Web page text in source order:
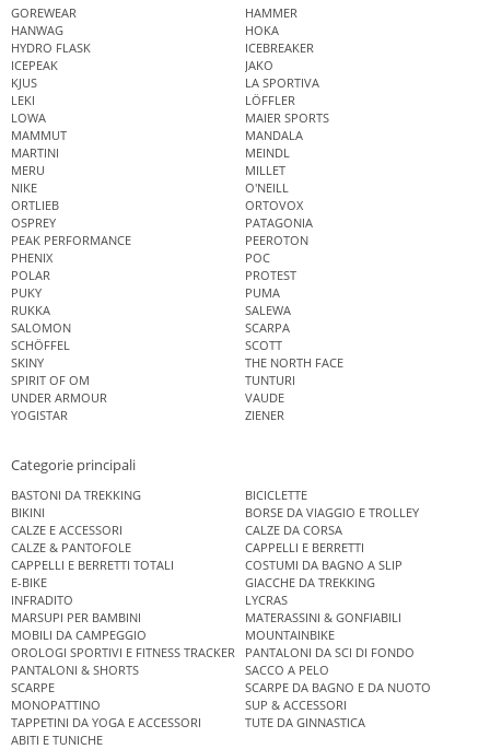
GOREWEAR
HAMMER
HANWAG
HOKA
HYDRO FLASK
ICEBREAKER
ICEPEAK
JAKO
KJUS
LA SPORTIVA
LEKI
LÖFFLER
LOWA
MAIER SPORTS
MAMMUT
MANDALA
MARTINI
MEINDL
MERU
MILLET
NIKE
O'NEILL
ORTLIEB
ORTOVOX
OSPREY
PATAGONIA
PEAK PERFORMANCE
PEEROTON
PHENIX
POC
POLAR
PROTEST
PUKY
PUMA
RUKKA
SALEWA
SALOMON
SCARPA
SCHÖFFEL
SCOTT
SKINY
THE NORTH FACE
SPIRIT OF OM
TUNTURI
UNDER ARMOUR
VAUDE
YOGISTAR
ZIENER
Categorie principali
BASTONI DA TREKKING
BICICLETTE
BIKINI
BORSE DA VIAGGIO E TROLLEY
CALZE E ACCESSORI
CALZE DA CORSA
CALZE & PANTOFOLE
CAPPELLI E BERRETTI
CAPPELLI E BERRETTI TOTALI
COSTUMI DA BAGNO A SLIP
E-BIKE
GIACCHE DA TREKKING
INFRADITO
LYCRAS
MARSUPI PER BAMBINI
MATERASSINI & GONFIABILI
MOBILI DA CAMPEGGIO
MOUNTAINBIKE
OROLOGI SPORTIVI E FITNESS TRACKER
PANTALONI DA SCI DI FONDO
PANTALONI & SHORTS
SACCO A PELO
SCARPE
SCARPE DA BAGNO E DA NUOTO
MONOPATTINO
SUP & ACCESSORI
TAPPETINI DA YOGA E ACCESSORI
TUTE DA GINNASTICA
ABITI E TUNICHE